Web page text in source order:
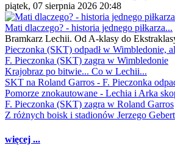
piątek, 07 sierpnia 2026 20:48
Mati dlaczego? - historia jednego piłkarza...
Bramkarz Lechii. Od A-klasy do
Pieczonka (SKT) odpadł w Wimbledonie,
F. Pieczonka (SKT) zagra w Wimbledonie
Krajobraz po bitwie... Co w Lechii...
SKT na Roland Garros - F. Pieczonka
Pomorze znokautowane - Lechia i Arka
F. Pieczonka (SKT) zagra w Roland Garros
Z różnych boisk i stadionów Jerzego
więcej ...